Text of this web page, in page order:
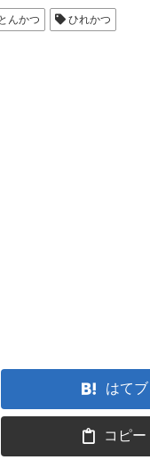
んかつ ひれかつ
はてブ
コピー